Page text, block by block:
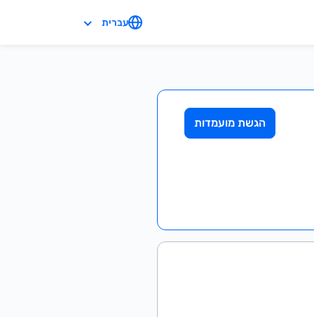
עברית
הגשת מועמדות